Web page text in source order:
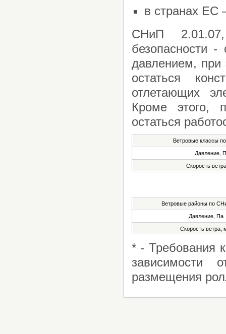
в странах ЕС
СНиП
безопасности
давлением, при
остаться
отлетающих
Кроме этого,
остаться
Ветровые классы
Давление,
Скорость
Ветровые районы по
Давление, Па
Скорость ветра,
* - Требования к
зависимости
размещения